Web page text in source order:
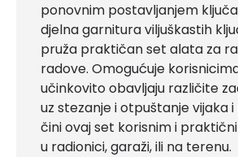
ponovnim postavljanjem
djelna garnitura viljuškastih
pruža praktičan set alata za
radove. Omogućuje
učinkovito obavljaju različite
uz stezanje i otpuštanje vijaka
čini ovaj set korisnim i
u radionici, garaži, ili na terenu.